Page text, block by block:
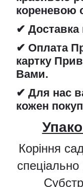
кореневою
✔ Доставка
✔ Оплата
картку
Вами.
✔ Для нас
кожен
Коріння
спеціально